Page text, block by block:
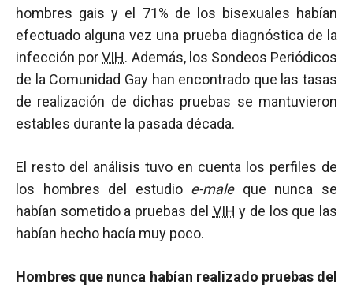
hombres gais y el 71% de los bisexuales habían
efectuado alguna vez una prueba diagnóstica de la
infección porVIH. Además, los Sondeos Periódicos
de la Comunidad Gay han encontrado que las tasas
de realización de dichas pruebas se mantuvieron
estables durante la pasada década.
El resto del análisis tuvo en cuenta los perfiles de
los hombres del estudio e-maleque nunca se
habían sometido a pruebas del VIH y de los que las
habían hecho hacía muy poco.
Hombres que nunca habían realizado pruebas del